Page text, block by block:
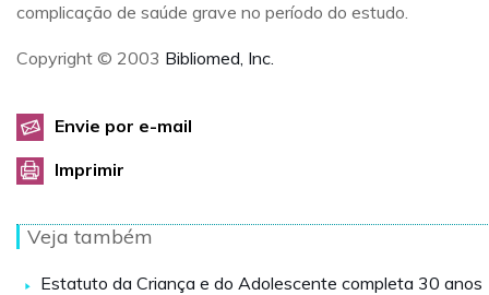
complicação de saúde grave no período do estudo.
Copyright © 2003 Bibliomed, Inc.
Envie por e-mail
Imprimir
Veja também
Estatuto da Criança e do Adolescente completa 30 anos